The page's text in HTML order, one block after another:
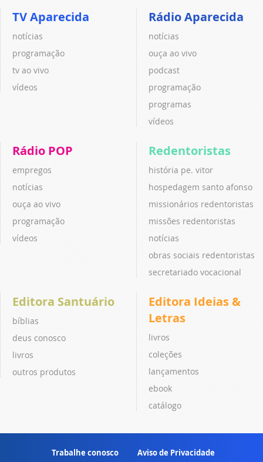
TV Aparecida
notícias
programação
tv ao vivo
vídeos
Rádio Aparecida
notícias
ouça ao vivo
podcast
programação
programas
vídeos
Rádio POP
empregos
notícias
ouça ao vivo
programação
vídeos
Redentoristas
história pe. vitor
hospedagem santo afonso
missionários redentoristas
missões redentoristas
notícias
obras sociais redentoristas
secretariado vocacional
Editora Santuário
bíblias
deus conosco
livros
outros produtos
Editora Ideias &
Letras
livros
coleções
lançamentos
ebook
catálogo
Trabalhe conosco Aviso de Privacidade